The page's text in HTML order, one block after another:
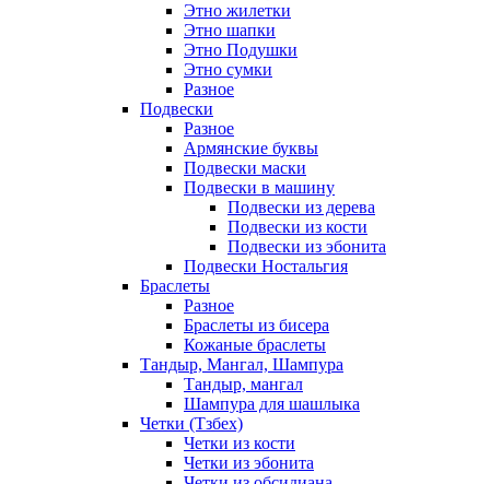
Этно жилетки
Этно шапки
Этно Подушки
Этно сумки
Разное
Подвески
Разное
Армянские буквы
Подвески маски
Подвески в машину
Подвески из дерева
Подвески из кости
Подвески из эбонита
Подвески Ностальгия
Браслеты
Разное
Браслеты из бисера
Кожаные браслеты
Тандыр, Мангал, Шампура
Тандыр, мангал
Шампура для шашлыка
Четки (Тзбех)
Четки из кости
Четки из эбонита